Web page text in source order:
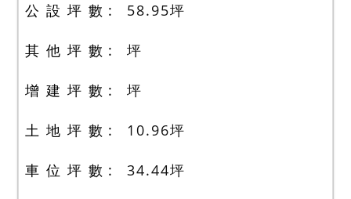
公 設 坪 數 58.95坪
其 他 坪 數 坪
增 建 坪 數 坪
土 地 坪 數 10.96坪
車 位 坪 數 34.44坪